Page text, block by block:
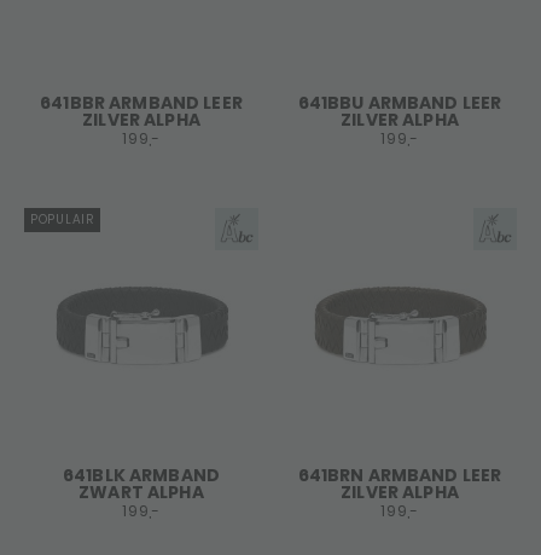
641BBR ARMBAND LEER
ZILVER ALPHA
199,-
641BBU ARMBAND LEER
ZILVER ALPHA
199,-
POPULAIR
641BLK ARMBAND
ZWART ALPHA
199,-
641BRN ARMBAND LEER
ZILVER ALPHA
199,-